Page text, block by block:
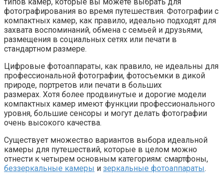
типов камер, которые вы можете выбрать для
фотографирования во время путешествия. Фотографии с
компактных камер, как правило, идеально подходят для
захвата воспоминаний, обмена с семьей и друзьями,
размещения в социальных сетях или печати в
стандартном размере.
Цифровые фотоаппараты, как правило, не идеальны для
профессиональной фотографии, фотосъемки в дикой
природе, портретов или печати в больших
размерах. Хотя более продвинутые и дорогие модели
компактных камер имеют функции профессионального
уровня, большие сенсоры и могут делать фотографии
очень высокого качества.
Существует множество вариантов выбора идеальной
камеры для путешествий, которые в целом можно
отнести к четырем основным категориям: смартфоны,
беззеркальные камеры и зеркальные фотоаппараты.